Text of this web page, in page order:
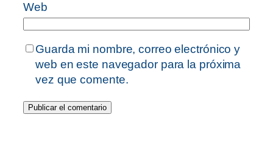
Web
Guarda mi nombre, correo electrónico y
web en este navegador para la próxima
vez que comente.